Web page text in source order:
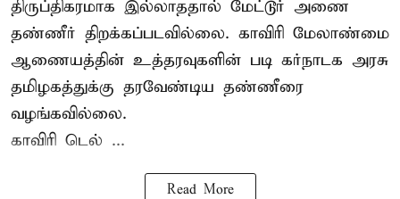
திருப்திகரமாக இல்லாததால் மேட்டூர் அணை
தண்ணீர் திறக்கப்படவில்லை. காவிரி மேலாண்மை
ஆணையத்தின் உத்தரவுகளின் படி கர்நாடக அரசு
தமிழகத்துக்கு தரவேண்டிய தண்ணீரை
வழங்கவில்லை.
காவிரி டெல் ...
Read More